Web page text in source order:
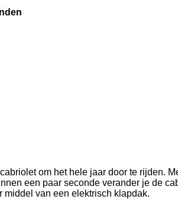
om het hele jaar door te rijden.
een paar seconde verander je de
van een elektrisch klapdak.